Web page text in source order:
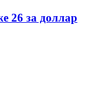
26 за доллар